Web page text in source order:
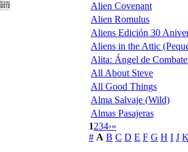
Alien Covenant
Alien Romulus
Aliens Edición 30
Aliens in the Attic
Alita: Ángel de
All About Steve
All Good Things
Alma Salvaje (Wild)
Almas Pasajeras
1234›»
# A B C D E F G H I J